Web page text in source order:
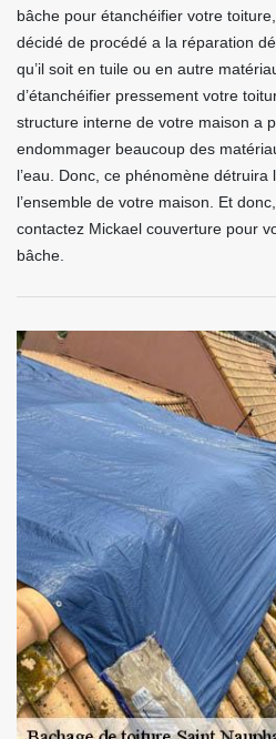
bâche pour étanchéifier votre
décidé de procédé a la réparation
qu’il soit en tuile ou en autre
d’étanchéifier pressement votre
structure interne de votre maison a
endommager beaucoup des
l’eau. Donc, ce phénomène
l’ensemble de votre maison. Et
contactez Mickael couverture pour
bâche.